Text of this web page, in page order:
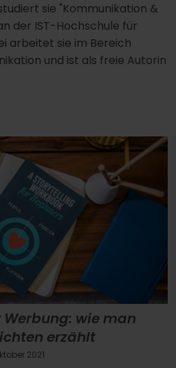
sie "Kommunikation &
der IST-Hochschule für
arbeitet sie im Bereich
und ist als freie Autorin
wie man
erzählt
2021